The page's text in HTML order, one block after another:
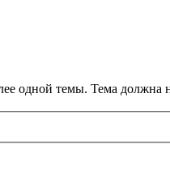
одной темы. Тема должна